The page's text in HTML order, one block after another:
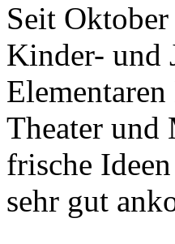
Seit
Kinder- und
Theater und
frische
sehr gut